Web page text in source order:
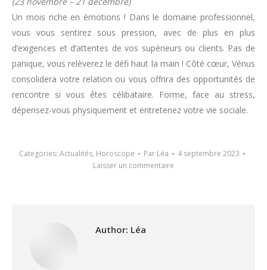
Un mois riche en émotions ! Dans le domaine professionnel,
vous vous sentirez sous pression, avec de plus en plus
d’exigences et d’attentes de vos supérieurs ou clients. Pas de
panique, vous relèverez le défi haut la main ! Côté cœur, Vénus
consolidera votre relation ou vous offrira des opportunités de
rencontre si vous êtes célibataire. Forme, face au stress,
dépensez-vous physiquement et entretenez votre vie sociale.
Categories: Actualités, Horoscope Par Léa
4 septembre 2023
Laisser un commentaire
Author: Léa